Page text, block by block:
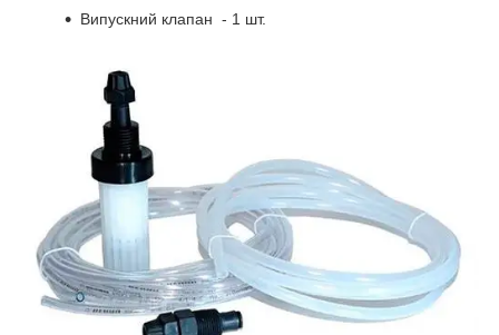
Випускний клапан - 1 шт.